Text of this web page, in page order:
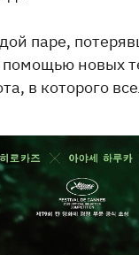
паре,
помощью новых
в которого